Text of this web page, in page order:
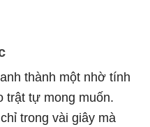
thành một nhờ tính
trật tự mong muốn.
trong vài giây mà